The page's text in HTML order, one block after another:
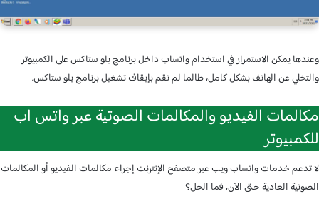
يمكن الاستمرار في استخدام واتساب داخل برنامج بلو ستاكس على الكمبيوتر
عن الهاتف بشكل كامل، طالما لم تقم بإيقاف تشغيل برنامج بلو ستاكس.
الفيديو والمكالمات الصوتية عبر واتس اب
خدمات واتساب ويب عبر متصفح الإنترنت إجراء مكالمات الفيديو أو المكالمات
العادية حتى الآن، فما الحل؟